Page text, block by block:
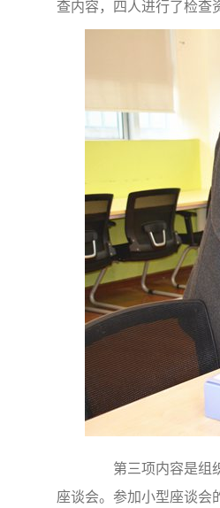
查内容，四人进行了检查
第三项内容是组
座谈会。参加小型座谈会